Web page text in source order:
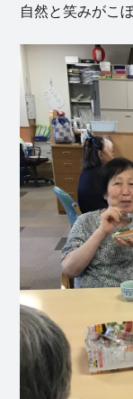
自然と笑みがこ